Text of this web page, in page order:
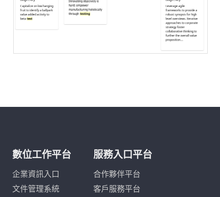
數位工作平台
企業資訊入口
文件管理系統
服務入口平台
合作夥伴平台
客戶服務平台